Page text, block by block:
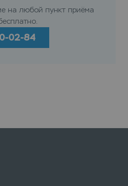
на любой пункт приёма
02-84